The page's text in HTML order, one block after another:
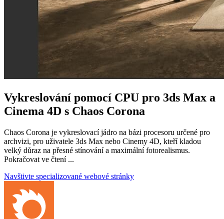
Vykreslování pomocí CPU pro 3ds Max a
Cinema 4D s Chaos Corona
Chaos Corona je vykreslovací jádro na bázi procesoru určené pro
archvizi, pro uživatele 3ds Max nebo Cinemy 4D, kteří kladou
velký důraz na přesné stínování a maximální fotorealismus.
Pokračovat ve čtení ...
Navštivte specializované webové stránky